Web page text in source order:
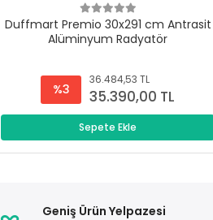
Duffmart Premio 30x291 cm Antrasit
Alüminyum Radyatör
%3
36.484,53 TL
35.390,00 TL
Sepete Ekle
Geniş Ürün Yelpazesi